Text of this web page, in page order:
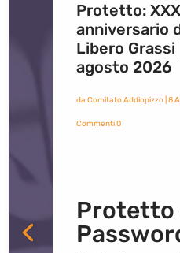
Protetto:
anniversario
Libero Grassi
agosto 2026
da Comitato Addiopizzo| 8
Commenti 0
Protetto